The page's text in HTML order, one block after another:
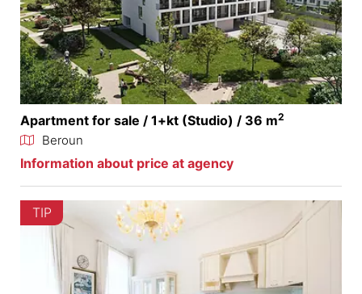
Apartment for sale / 1+kt (Studio) / 36 m2
Beroun
Information about price at agency
TIP